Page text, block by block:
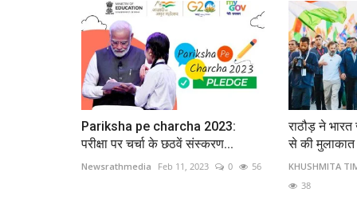
Pariksha pe charcha 2023:
परीक्षा पर चर्चा के छठवें संस्करण...
Newsrathmedia Feb 11, 2023 0 56
राठौड़ ने भारत
से की मुलाकात
KHUSHMITA
38